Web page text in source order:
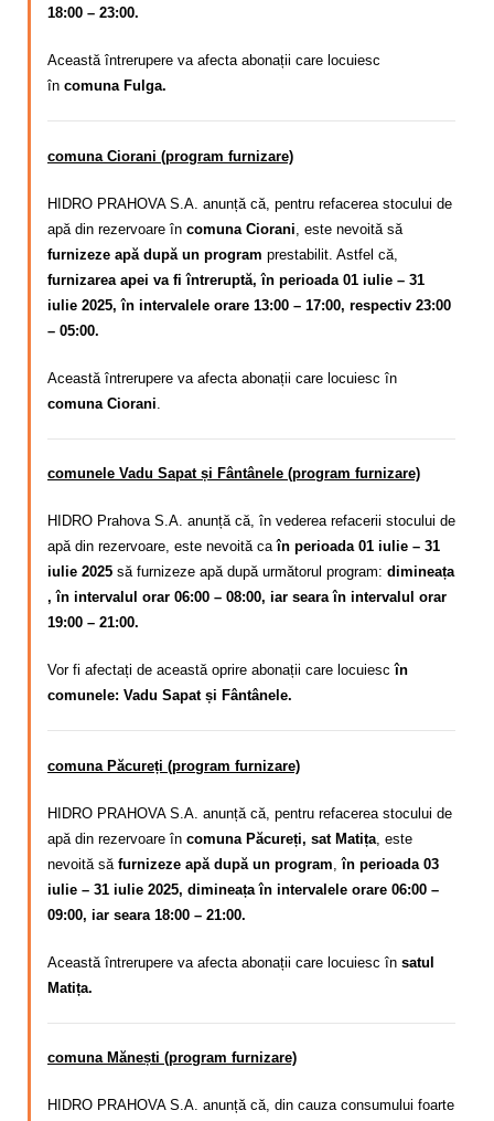
18:00 – 23:00.
Această întrerupere va afecta abonații care locuiesc
în comuna Fulga.
comuna Ciorani (program furnizare)
HIDRO PRAHOVA S.A. anunță că, pentru refacerea stocului de
apă din rezervoare în comuna Ciorani , este nevoită să
furnizeze apă după un program prestabilit. Astfel că,
furnizarea apei va fi întreruptă, în perioada 01 iulie – 31
iulie 2025, în intervalele orare 13:00 – 17:00, respectiv 23:00
– 05:00.
Această întrerupere va afecta abonații care locuiesc în
comuna Ciorani
comunele Vadu Sapat și Fântânele (program furnizare)
HIDRO Prahova S.A. anunță că, în vederea refacerii stocului de
apă din rezervoare, este nevoită caîn perioada 01 iulie – 31
iulie 2025 să furnizeze apă după următorul program: dimineața
, în intervalul orar 06:00 – 08:00, iar seara în intervalul orar
19:00 – 21:00.
Vor fi afectați de această oprire abonații care locuiescîn
comunele: Vadu Sapat și Fântânele.
comuna Păcureți (program furnizare)
HIDRO PRAHOVA S.A. anunță că, pentru refacerea stocului de
apă din rezervoare în comuna Păcureți, sat Matița , este
nevoită să furnizeze apă după un program ,în perioada 03
iulie – 31 iulie 2025, dimineața în intervalele orare 06:00 –
09:00, iar seara 18:00 – 21:00.
Această întrerupere va afecta abonații care locuiesc în satul
Matița.
comuna Mănești (program furnizare)
HIDRO PRAHOVA S.A. anunță că, din cauza consumului foarte